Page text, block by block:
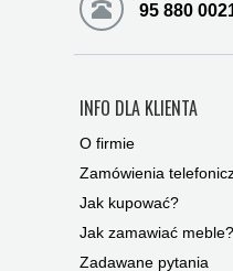
95 880
INFO DLA KLIENTA
O firmie
Zamówienia
Jak kupować?
Jak zamawiać meble?
Zadawane pytania